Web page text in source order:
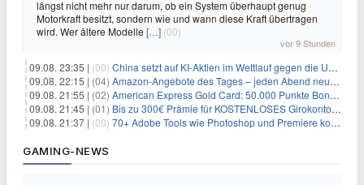
längst nicht mehr nur darum, ob ein System überhaupt genug
Motorkraft besitzt, sondern wie und wann diese Kraft übertragen
wird. Wer ältere Modelle […] (00)
vor 9 Stunden
09.08. 23:35 | (00) China setzt auf KI-Aktien im Wettlauf gegen die USA um Chip- und Technologiedominanz
09.08. 22:15 | (04) Amazon-Angebote des Tages – jeden Abend neue Deals zum Stöbern
09.08. 21:55 | (02) American Express Gold Card: 50.000 Punkte Bonus + Metall-Kreditkarte
09.08. 21:45 | (01) Bis zu 300€ Prämie für KOSTENLOSES Girokonto bei der Santander – 50€ schon nach 1 Woche!
09.08. 21:37 | (00) 70+ Adobe Tools wie Photoshop und Premiere kostenlos in ChatGPT
GAMING-NEWS